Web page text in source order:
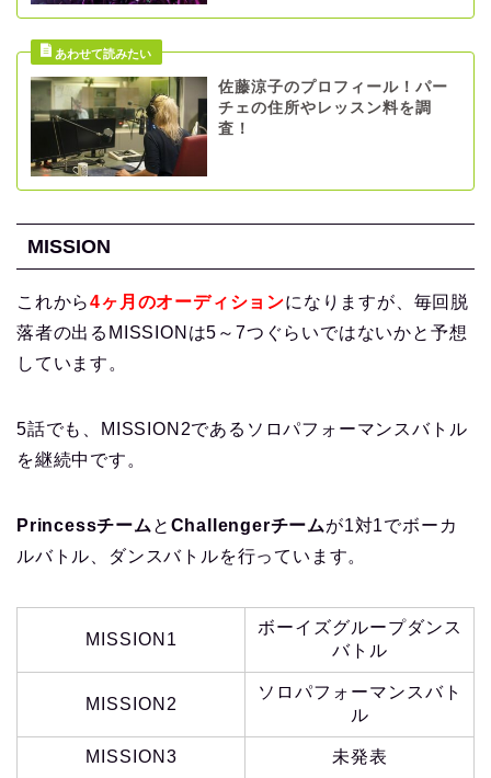
佐藤涼子のプロフィール！パー
チェの住所やレッスン料を調
査！
MISSION
これから4ヶ月のオーディションになりますが、毎回脱
落者の出るMISSIONは5～7つぐらいではないかと予想
しています。
5話でも、MISSION2であるソロパフォーマンスバトル
を継続中です。
Princessチーム と Challengerチームが1対1でボーカ
ルバトル、ダンスバトルを行っています。
MISSION1
ボーイズグループダンス
バトル
MISSION2
ソロパフォーマンスバト
ル
MISSION3 未発表